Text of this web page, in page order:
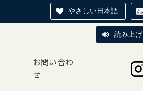
やさしい日本語
読み上げ
お問い合わ
せ